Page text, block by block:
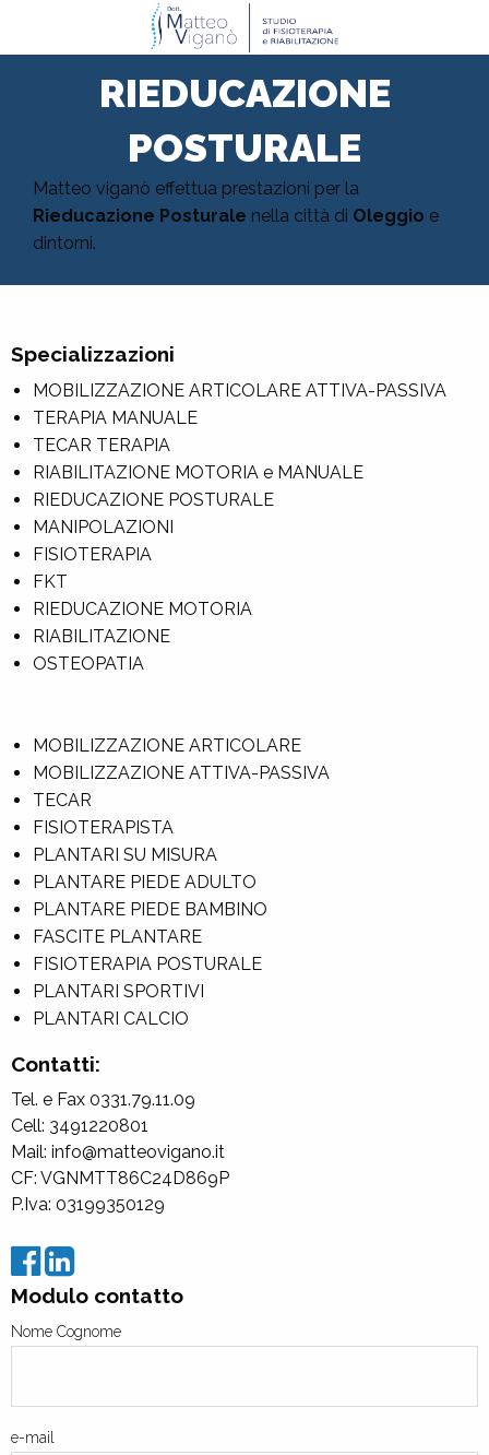
RIEDUCAZIONE
POSTURALE
Matteo viganò effettua prestazioni per la
Rieducazione Posturale nella città di Oleggio e
dintorni.
Specializzazioni
MOBILIZZAZIONE ARTICOLARE ATTIVA-PASSIVA
TERAPIA MANUALE
TECAR TERAPIA
RIABILITAZIONE MOTORIA e MANUALE
RIEDUCAZIONE POSTURALE
MANIPOLAZIONI
FISIOTERAPIA
FKT
RIEDUCAZIONE MOTORIA
RIABILITAZIONE
OSTEOPATIA
MOBILIZZAZIONE ARTICOLARE
MOBILIZZAZIONE ATTIVA-PASSIVA
TECAR
FISIOTERAPISTA
PLANTARI SU MISURA
PLANTARE PIEDE ADULTO
PLANTARE PIEDE BAMBINO
FASCITE PLANTARE
FISIOTERAPIA POSTURALE
PLANTARI SPORTIVI
PLANTARI CALCIO
Contatti:
Tel. e Fax 0331.79.11.09
Cell: 3491220801
Mail: info@matteovigano.it
CF: VGNMTT86C24D869P
P.Iva: 03199350129
Modulo contatto
Nome Cognome
e-mail